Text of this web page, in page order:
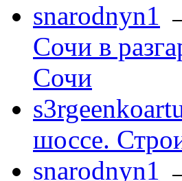
snarodnyn1
Сочи в
Сочи
шоссе.
snarodnyn1